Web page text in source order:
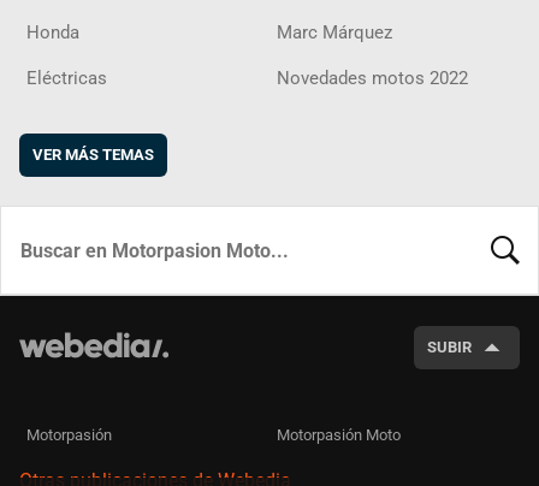
Honda Marc Márquez
Eléctricas Novedades motos 2022
VER MÁS TEMAS
SUBIR
Motorpasión Motorpasión Moto
Otras publicaciones de Webedia